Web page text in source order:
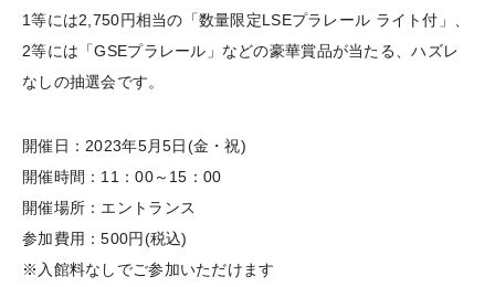
1等には2,750円相当の「数量限定LSEプラレール ライト付」、
2等には「GSEプラレール」などの豪華賞品が当たる、ハズレ
なしの抽選会です。
開催日：2023年5月5日(金・祝)
開催時間：11：00～15：00
開催場所：エントランス
参加費用：500円(税込)
※入館料なしでご参加いただけます